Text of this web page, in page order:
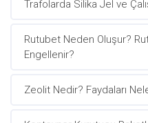
Trafolarda Silika Jel ve
Rutubet Neden Oluşur?
Engellenir?
Zeolit Nedir? Faydaları